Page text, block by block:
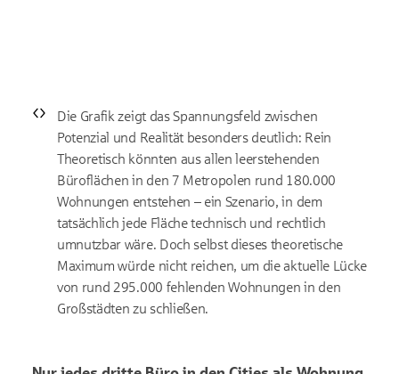
Die Grafik zeigt das Spannungsfeld zwischen
Potenzial und Realität besonders deutlich: Rein
Theoretisch könnten aus allen leerstehenden
Büroflächen in den 7 Metropolen rund 180.000
Wohnungen entstehen – ein Szenario, in dem
tatsächlich jede Fläche technisch und rechtlich
umnutzbar wäre. Doch selbst dieses theoretische
Maximum würde nicht reichen, um die aktuelle Lücke
von rund 295.000 fehlenden Wohnungen in den
Großstädten zu schließen.